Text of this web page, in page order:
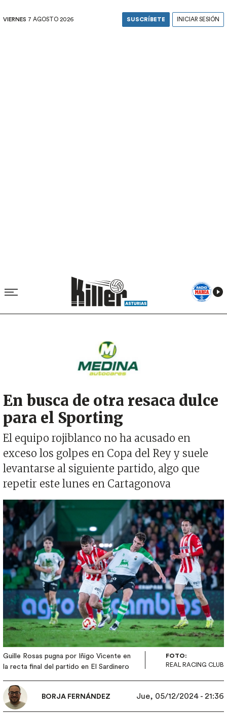
VIERNES 7 AGOSTO 2026 SUSCRÍBETE INICIAR SESIÓN
En busca de otra resaca dulce
para el Sporting
El equipo rojiblanco no ha acusado en
exceso los golpes en Copa del Rey y suele
levantarse al siguiente partido, algo que
repetir este lunes en Cartagonova
Imagen
Guille Rosas pugna por Iñigo Vicente en
la recta final del partido en El Sardinero
FOTO:
REAL RACING CLUB
BORJA FERNÁNDEZ Jue, 05/12/2024 - 21:36